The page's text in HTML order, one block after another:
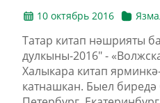
10 октябрь 2016
Татар китап нәшрияты
дулкыны-2016" -
Халыкара китап
катнашкан. Быел биредә